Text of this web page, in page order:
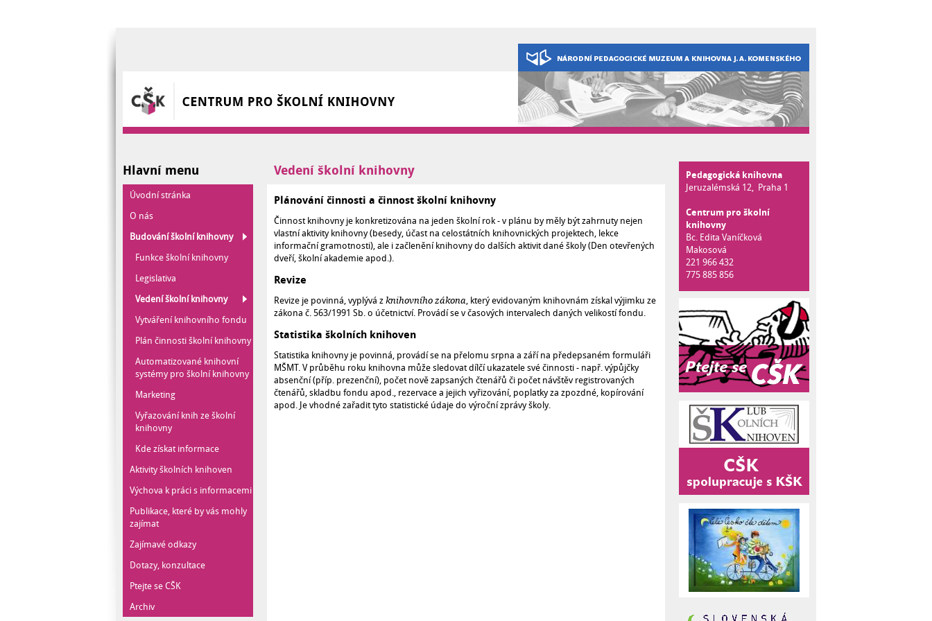
Hlavní menu
Úvodní stránka
O nás
Budování školní knihovny
Funkce školní knihovny
Legislativa
Vedení školní knihovny
Vytváření knihovního fondu
Plán činnosti školní knihovny
Automatizované knihovní
systémy pro školní knihovny
Marketing
Vyřazování knih ze školní
knihovny
Kde získat informace
Aktivity školních knihoven
Výchova k práci s informacemi
Publikace, které by vás mohly
zajímat
Zajímavé odkazy
Dotazy, konzultace
Ptejte se CŠK
Archiv
Pedagogická knihovna
Jeruzalémská 12, Praha 1
Centrum pro školní
knihovny
Bc. Edita Vaníčková
Makosová
221 966 432
775 885 856
Vedení školní knihovny
Plánování činnosti a činnost školní knihovny
Činnost knihovny je konkretizována na jeden školní rok - v plánu by měly být zahrnuty nejen
vlastní aktivity knihovny (besedy, účast na celostátních knihovnických projektech, lekce
informační gramotnosti), ale i začlenění knihovny do dalších aktivit dané školy (Den otevřených
dveří, školní akademie apod.).
Revize
Revize je povinná, vyplývá z knihovního zákona, který evidovaným knihovnám získal výjimku ze
zákona č. 563/1991 Sb. o účetnictví. Provádí se v časových intervalech daných velikostí fondu.
Statistika školních knihoven
Statistika knihovny je povinná, provádí se na přelomu srpna a září na předepsaném formuláři
MŠMT. V průběhu roku knihovna může sledovat dílčí ukazatele své činnosti - např. výpůjčky
absenční (příp. prezenční), počet nově zapsaných čtenářů či počet návštěv registrovaných
čtenářů, skladbu fondu apod., rezervace a jejich vyřizování, poplatky za zpozdné, kopírování
apod. Je vhodné zařadit tyto statistické údaje do výroční zprávy školy.